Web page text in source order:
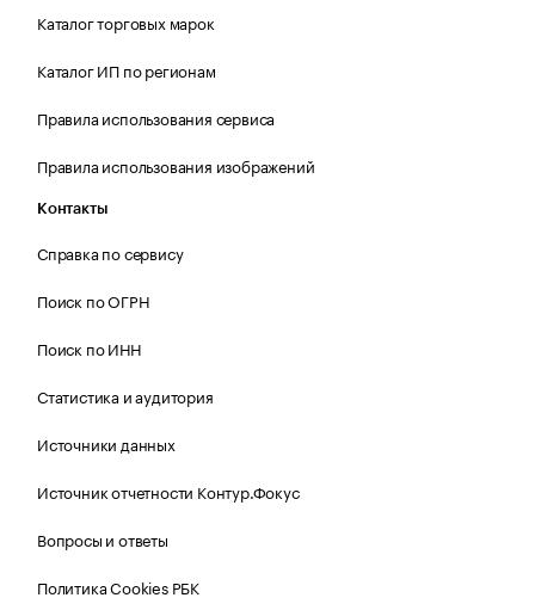
Каталог торговых марок
Каталог ИП по регионам
Правила использования сервиса
Правила использования изображений
Контакты
Справка по сервису
Поиск по ОГРН
Поиск по ИНН
Статистика и аудитория
Источники данных
Источник отчетности Контур.Фокус
Вопросы и ответы
Политика Cookies РБК